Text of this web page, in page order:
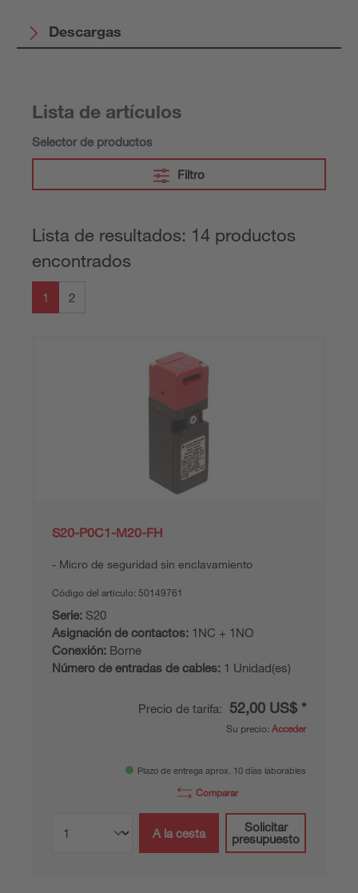
Descargas
Lista de artículos
Selector de productos
Filtro
Lista de resultados: 14 productos
encontrados
1 2
S20-P0C1-M20-FH
Micro de seguridad sin enclavamiento
Código del articulo: 50149761
Serie: S20
Asignación de contactos: 1NC + 1NO
Conexión: Borne
Número de entradas de cables: 1 Unidad(es)
Precio de tarifa: 52,00 US$ *
Su precio: Acceder
Plazo de entrega aprox. 10 días laborables
Comparar
A la cesta
Solicitar
presupuesto